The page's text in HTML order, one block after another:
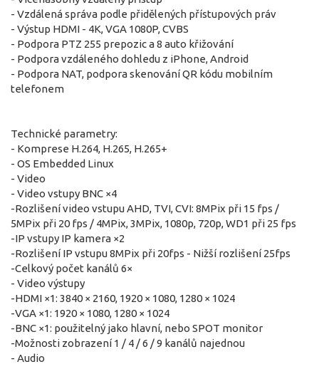
- Vzdálená správa podle přidělených přístupových práv
- Výstup HDMI - 4K, VGA 1080P, CVBS
- Podpora PTZ 255 prepozic a 8 auto křižování
- Podpora vzdáleného dohledu z iPhone, Android
- Podpora NAT, podpora skenování QR kódu mobilním
telefonem
Technické parametry:
- Komprese H.264, H.265, H.265+
- OS Embedded Linux
- Video
- Video vstupy BNC ×4
-Rozlišení video vstupu AHD, TVI, CVI: 8MPix při 15 fps /
5MPix při 20 fps / 4MPix, 3MPix, 1080p, 720p, WD1 při 25 fps
-IP vstupy IP kamera ×2
-Rozlišení IP vstupu 8MPix při 20fps - Nižší rozlišení 25fps
-Celkový počet kanálů 6×
- Video výstupy
-HDMI ×1: 3840 × 2160, 1920 × 1080, 1280 × 1024
-VGA ×1: 1920 × 1080, 1280 × 1024
-BNC ×1: použitelný jako hlavní, nebo SPOT monitor
-Možnosti zobrazení 1 / 4 / 6 / 9 kanálů najednou
- Audio